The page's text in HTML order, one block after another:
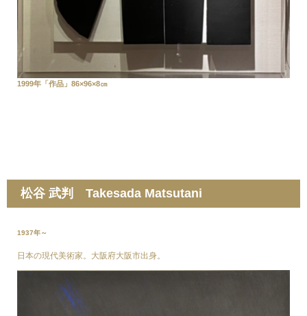
1999年「作品」86×96×8㎝
松谷 武判 Takesada Matsutani
1937年～
日本の現代美術家。大阪府大阪市出身。